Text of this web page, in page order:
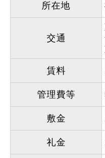
所在地
交通
賃料
管理費等
敷金
礼金